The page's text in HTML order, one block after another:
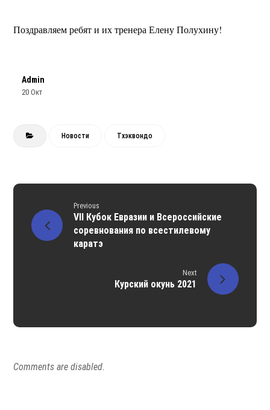
Поздравляем ребят и их тренера Елену Полухину!
Admin
20 Окт
Новости Тхэквондо
Previous
VII Кубок Евразии и Всероссийские
соревнования по всестилевому
каратэ
Next
Курский окунь 2021
Comments are disabled.